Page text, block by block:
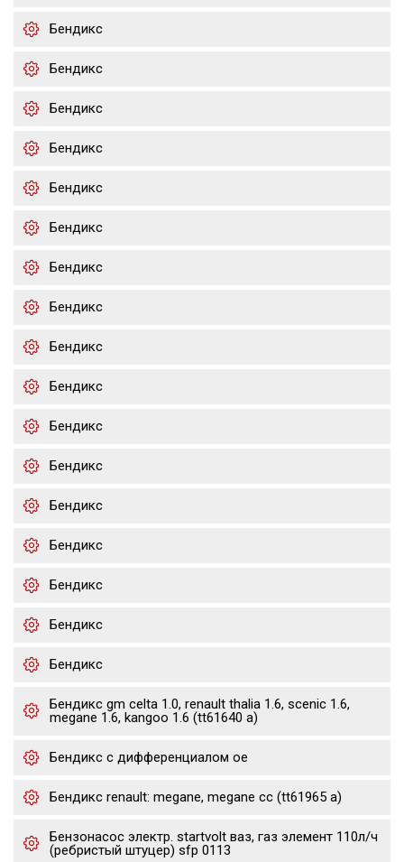
Бендикс
Бендикс
Бендикс
Бендикс
Бендикс
Бендикс
Бендикс
Бендикс
Бендикс
Бендикс
Бендикс
Бендикс
Бендикс
Бендикс
Бендикс
Бендикс
Бендикс
Бендикс gm celta 1.0, renault thalia 1.6, scenic 1.6,
megane 1.6, kangoo 1.6 (tt61640 a)
Бендикс с дифференциалом oe
Бендикс renault: megane, megane cc (tt61965 a)
Бензонасос электр. startvolt ваз, газ элемент 110л/ч
(ребристый штуцер) sfp 0113